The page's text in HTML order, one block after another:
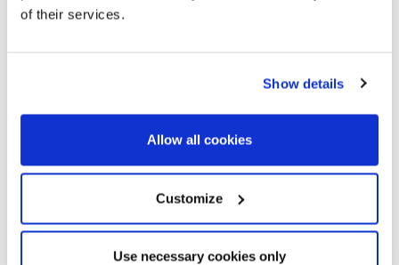
of their services.
Show details
Allow all cookies
Customize
Use necessary cookies only
Sant Andreu de Llavaneres | 326987
Huis in het centrum van Sant Andreu de
Llavaneres – Kust van Barcelona